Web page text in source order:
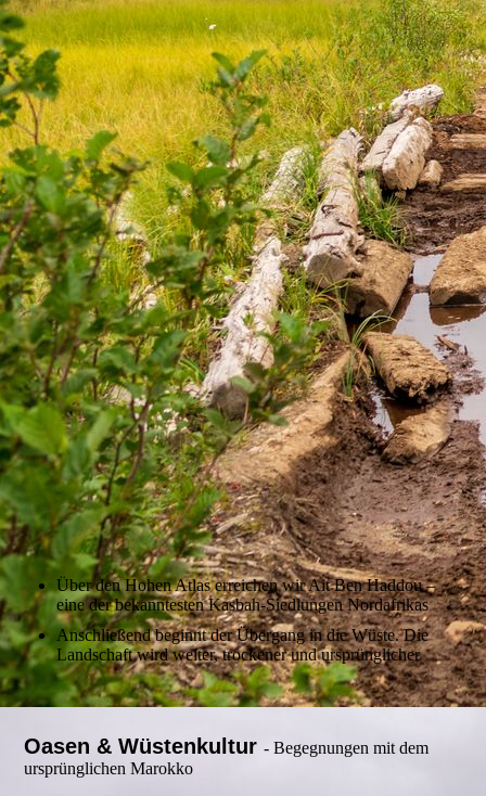
Über den Hohen Atlas erreichen wir Ait Ben Haddou –
eine der bekanntesten Kasbah-Siedlungen Nordafrikas
Anschließend beginnt der Übergang in die Wüste. Die
Landschaft wird weiter, trockener und ursprünglicher
Oasen & Wüstenkultur - Begegnungen mit dem
ursprünglichen Marokko